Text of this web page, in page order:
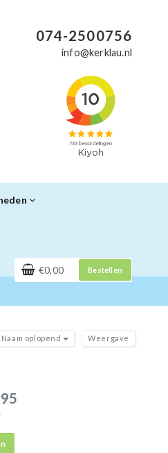
074-2500756
info@kerklau.nl
€0,00 Bestellen
Weergave
Naam oplopend